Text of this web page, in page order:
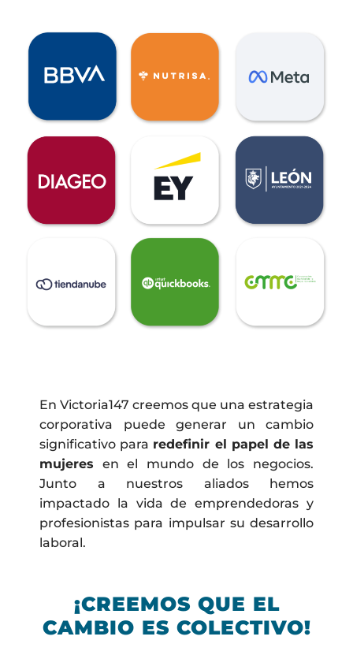
En Victoria147 creemos que una estrategia
corporativa puede generar un cambio
significativo para redefinir el papel de las
mujeres en el mundo de los negocios.
Junto a nuestros aliados hemos
impactado la vida de emprendedoras y
profesionistas para impulsar su desarrollo
laboral.
¡CREEMOS QUE EL
CAMBIO ES COLECTIVO!